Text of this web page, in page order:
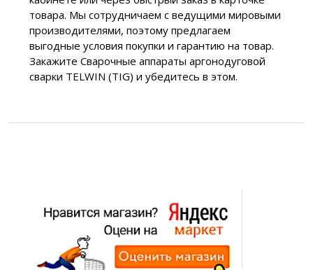
товара. Мы сотрудничаем с ведущими мировыми
производителями, поэтому предлагаем
выгодные условия покупки и гарантию на товар.
Закажите Сварочные аппараты аргонодуговой
сварки TELWIN (TIG) и убедитесь в этом.